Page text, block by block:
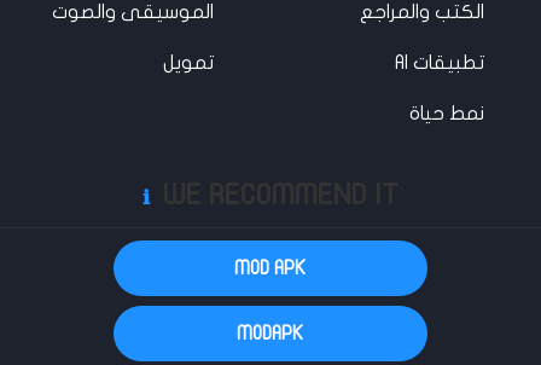
الكتب والمراجع الموسيقى والصوت
تطبيقات AI تمويل
نمط حياة
ℹ️
MOD APK
MODAPK